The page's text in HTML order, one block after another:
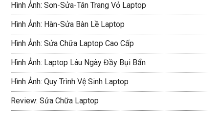
Hình Ảnh: Sơn-Sửa-Tân Trang Vỏ Laptop
Hình Ảnh: Hàn-Sửa Bàn Lề Laptop
Hình Ảnh: Sửa Chữa Laptop Cao Cấp
Hình Ảnh: Laptop Lâu Ngày Đầy Bụi Bẩn
Hình Ảnh: Quy Trình Vệ Sinh Laptop
Review: Sửa Chữa Laptop